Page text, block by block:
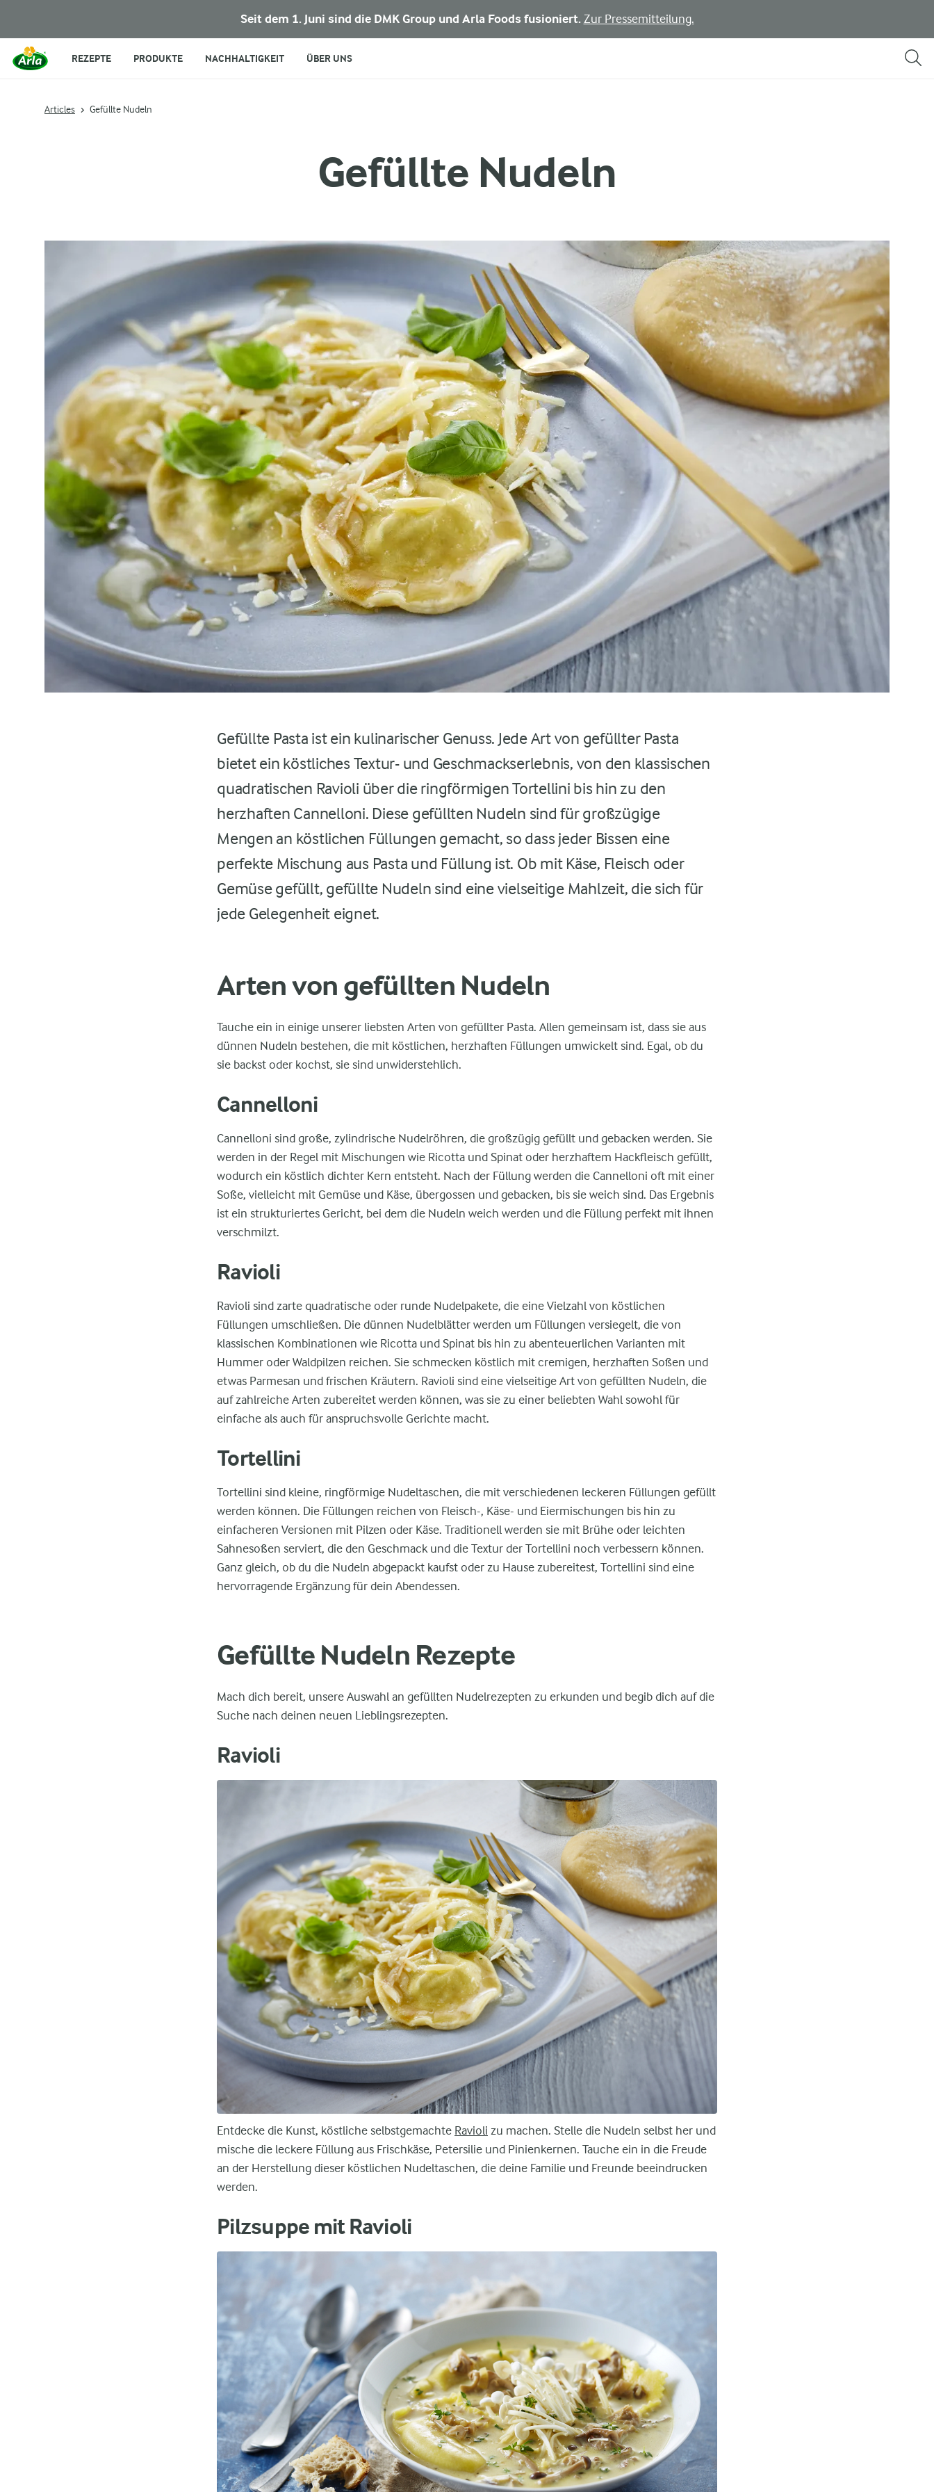
Seit dem 1. Juni sind die DMK Group und Arla Foods fusioniert. Zur Pressemitteilung.
REZEPTE PRODUKTE NACHHALTIGKEIT ÜBER UNS
Articles Gefüllte Nudeln
Gefüllte Nudeln
Gefüllte Pasta ist ein kulinarischer Genuss. Jede Art von gefüllter Pasta
bietet ein köstliches Textur- und Geschmackserlebnis, von den klassischen
quadratischen Ravioli über die ringförmigen Tortellini bis hin zu den
herzhaften Cannelloni. Diese gefüllten Nudeln sind für großzügige
Mengen an köstlichen Füllungen gemacht, so dass jeder Bissen eine
perfekte Mischung aus Pasta und Füllung ist. Ob mit Käse, Fleisch oder
Gemüse gefüllt, gefüllte Nudeln sind eine vielseitige Mahlzeit, die sich für
jede Gelegenheit eignet.
Arten von gefüllten Nudeln
Tauche ein in einige unserer liebsten Arten von gefüllter Pasta. Allen gemeinsam ist, dass sie aus
dünnen Nudeln bestehen, die mit köstlichen, herzhaften Füllungen umwickelt sind. Egal, ob du
sie backst oder kochst, sie sind unwiderstehlich.
Cannelloni
Cannelloni sind große, zylindrische Nudelröhren, die großzügig gefüllt und gebacken werden. Sie
werden in der Regel mit Mischungen wie Ricotta und Spinat oder herzhaftem Hackfleisch gefüllt,
wodurch ein köstlich dichter Kern entsteht. Nach der Füllung werden die Cannelloni oft mit einer
Soße, vielleicht mit Gemüse und Käse, übergossen und gebacken, bis sie weich sind. Das Ergebnis
ist ein strukturiertes Gericht, bei dem die Nudeln weich werden und die Füllung perfekt mit ihnen
verschmilzt.
Ravioli
Ravioli sind zarte quadratische oder runde Nudelpakete, die eine Vielzahl von köstlichen
Füllungen umschließen. Die dünnen Nudelblätter werden um Füllungen versiegelt, die von
klassischen Kombinationen wie Ricotta und Spinat bis hin zu abenteuerlichen Varianten mit
Hummer oder Waldpilzen reichen. Sie schmecken köstlich mit cremigen, herzhaften Soßen und
etwas Parmesan und frischen Kräutern. Ravioli sind eine vielseitige Art von gefüllten Nudeln, die
auf zahlreiche Arten zubereitet werden können, was sie zu einer beliebten Wahl sowohl für
einfache als auch für anspruchsvolle Gerichte macht.
Tortellini
Tortellini sind kleine, ringförmige Nudeltaschen, die mit verschiedenen leckeren Füllungen gefüllt
werden können. Die Füllungen reichen von Fleisch-, Käse- und Eiermischungen bis hin zu
einfacheren Versionen mit Pilzen oder Käse. Traditionell werden sie mit Brühe oder leichten
Sahnesoßen serviert, die den Geschmack und die Textur der Tortellini noch verbessern können.
Ganz gleich, ob du die Nudeln abgepackt kaufst oder zu Hause zubereitest, Tortellini sind eine
hervorragende Ergänzung für dein Abendessen.
Gefüllte Nudeln Rezepte
Mach dich bereit, unsere Auswahl an gefüllten Nudelrezepten zu erkunden und begib dich auf die
Suche nach deinen neuen Lieblingsrezepten.
Ravioli
Entdecke die Kunst, köstliche selbstgemachte Ravioli zu machen. Stelle die Nudeln selbst her und
mische die leckere Füllung aus Frischkäse, Petersilie und Pinienkernen. Tauche ein in die Freude
an der Herstellung dieser köstlichen Nudeltaschen, die deine Familie und Freunde beeindrucken
werden.
Pilzsuppe mit Ravioli